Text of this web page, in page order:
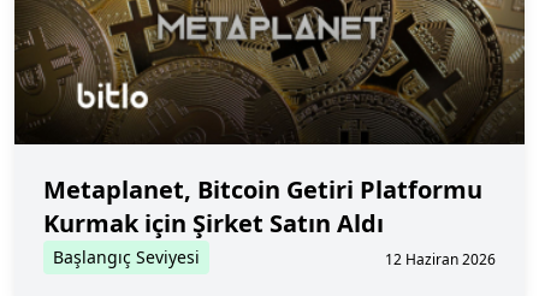
Metaplanet, Bitcoin Getiri Platformu
Kurmak için Şirket Satın Aldı
Başlangıç Seviyesi 12 Haziran 2026